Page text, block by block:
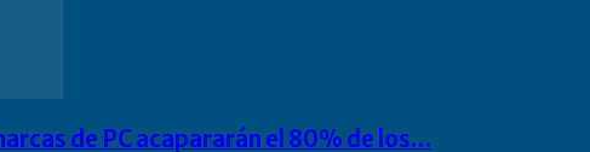
de PC acapararán el 80% de los…